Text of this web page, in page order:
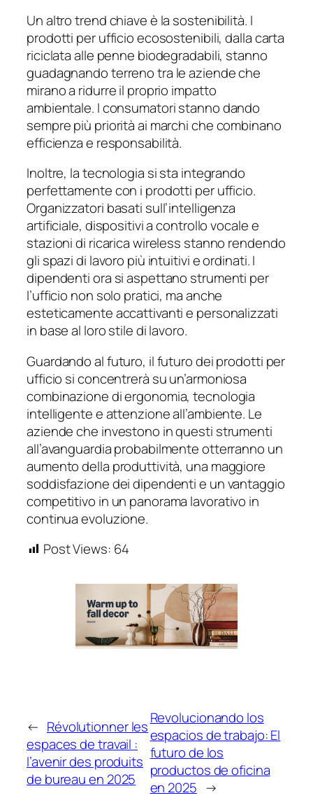
Un altro trend chiave è la sostenibilità. I ​​
prodotti per ufficio ecosostenibili, dalla carta
riciclata alle penne biodegradabili, stanno
guadagnando terreno tra le aziende che
mirano a ridurre il proprio impatto
ambientale. I consumatori stanno dando
sempre più priorità ai marchi che combinano
efficienza e responsabilità.
Inoltre, la tecnologia si sta integrando
perfettamente con i prodotti per ufficio.
Organizzatori basati sull’intelligenza
artificiale, dispositivi a controllo vocale e
stazioni di ricarica wireless stanno rendendo
gli spazi di lavoro più intuitivi e ordinati. I
dipendenti ora si aspettano strumenti per
l’ufficio non solo pratici, ma anche
esteticamente accattivanti e personalizzati
in base al loro stile di lavoro.
Guardando al futuro, il futuro dei prodotti per
ufficio si concentrerà su un’armoniosa
combinazione di ergonomia, tecnologia
intelligente e attenzione all’ambiente. Le
aziende che investono in questi strumenti
all’avanguardia probabilmente otterranno un
aumento della produttività, una maggiore
soddisfazione dei dipendenti e un vantaggio
competitivo in un panorama lavorativo in
continua evoluzione.
Post Views: 64
← Révolutionner les
espaces de travail :
l’avenir des produits
de bureau en 2025
Revolucionando los
espacios de trabajo: El
futuro de los
productos de oficina
en 2025 →